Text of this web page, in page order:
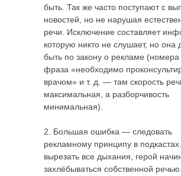
быть. Так же часто поступают с
новостей, но не нарушая
речи. Исключение составляет
которую никто не слушает, но она
быть по закону о рекламе (номера
фраза «необходимо
врачом» и т. д. — там скорость
максимальная, а разборчивость
минимальная).
2. Большая ошибка — следовать
рекламному принципу в
вырезать все дыхания, герой
захлёбываться собственной